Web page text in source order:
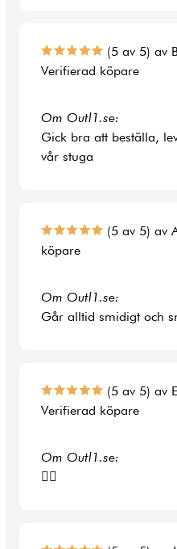
(5 av 5) av
Verifierad köpare
Om Outl1.se:
Gick bra att beställa,
vår stuga
(5 av 5) av
köpare
Om Outl1.se:
Går alltid smidigt och
(5 av 5) av
Verifierad köpare
Om Outl1.se:
👍🏻